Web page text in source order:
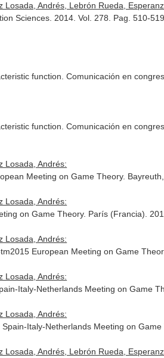
Andrés, Lebrón Rueda,
Sciences . 2014. Vol. 278. Pag. 510-
function. Comunicación en
function. Comunicación en
Losada, Andrés:
Meeting on Game Theory.
Losada, Andrés:
on Game Theory. París (Francia).
Losada, Andrés:
European Meeting on Game
Losada, Andrés:
Italy-Netherlands Meeting on Game
Losada, Andrés:
Italy-Netherlands Meeting on
Andrés, Lebrón Rueda,